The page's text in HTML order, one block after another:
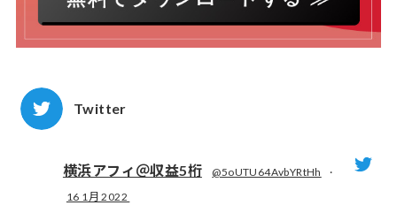
Twitter
横浜アフィ＠収益5桁 @5oUTU64AvbYRtHh
·
16 1月 2022